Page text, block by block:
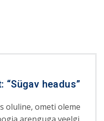
“Sügav headus”
oluline, ometi oleme